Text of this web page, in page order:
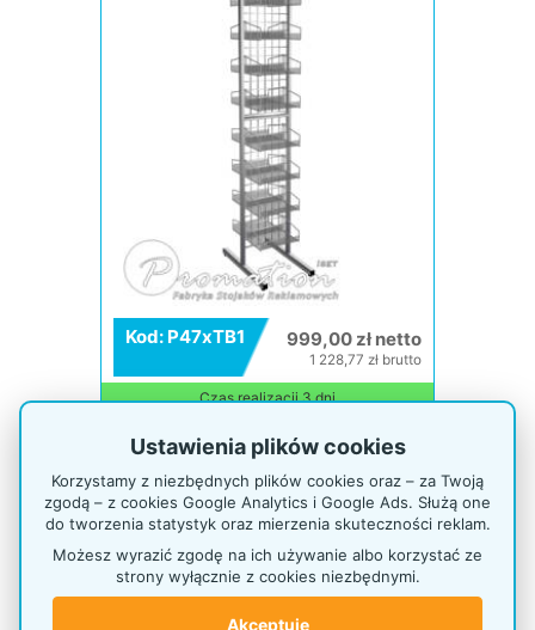
Kod: P47xTB1 999,00 zł netto
1 228,77 zł brutto
Czas realizacji 3 dni
Stojak na parapety
Ustawienia plików cookies
Korzystamy z niezbędnych plików cookies oraz – za Twoją
zgodą – z cookies Google Analytics i Google Ads. Służą one
do tworzenia statystyk oraz mierzenia skuteczności reklam.
Możesz wyrazić zgodę na ich używanie albo korzystać ze
strony wyłącznie z cookies niezbędnymi.
Akceptuję